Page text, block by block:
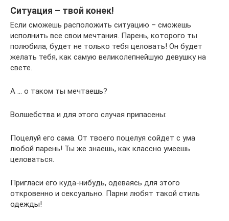
Ситуация – твой конек!
Если сможешь расположить ситуацию – сможешь
исполнить все свои мечтания. Парень, которого ты
полюбила, будет не только тебя целовать! Он будет
желать тебя, как самую великолепнейшую девушку на
свете.
А … о таком ты мечтаешь?
Волшебства и для этого случая припасены:
Поцелуй его сама. От твоего поцелуя сойдет с ума
любой парень! Ты же знаешь, как классно умеешь
целоваться.
Пригласи его куда-нибудь, одеваясь для этого
откровенно и сексуально. Парни любят такой стиль
одежды!